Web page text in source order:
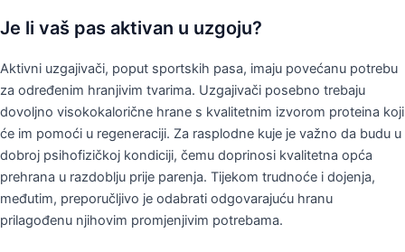
Je li vaš pas aktivan u uzgoju?
Aktivni uzgajivači, poput sportskih pasa, imaju povećanu potrebu
za određenim hranjivim tvarima. Uzgajivači posebno trebaju
dovoljno visokokalorične hrane s kvalitetnim izvorom proteina koji
će im pomoći u regeneraciji. Za rasplodne kuje je važno da budu u
dobroj psihofizičkoj kondiciji, čemu doprinosi kvalitetna opća
prehrana u razdoblju prije parenja. Tijekom trudnoće i dojenja,
međutim, preporučljivo je odabrati odgovarajuću hranu
prilagođenu njihovim promjenjivim potrebama.